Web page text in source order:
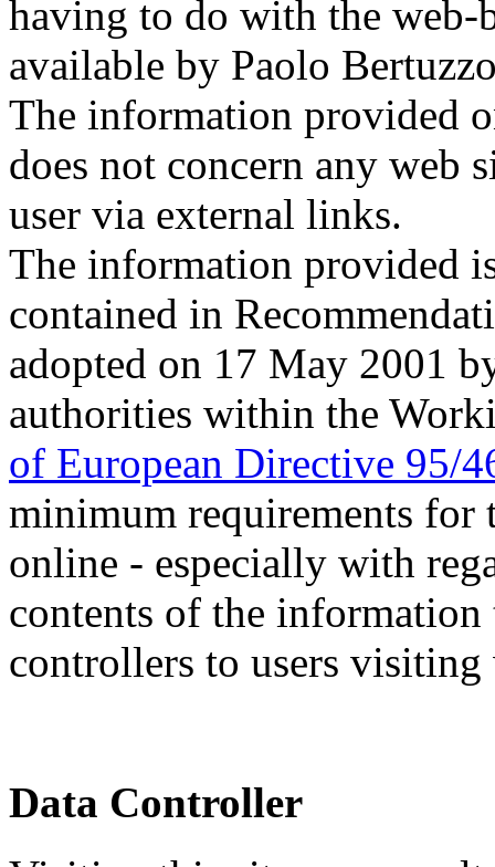
having to do with the web-
available by Paolo
The information provided
does not concern any web
user via external links.
The information provided
contained in
adopted on 17 May 2001
authorities within the
of European Directive 95/
minimum requirements for
online - especially with
contents of the
controllers to users visiting
Data Controller